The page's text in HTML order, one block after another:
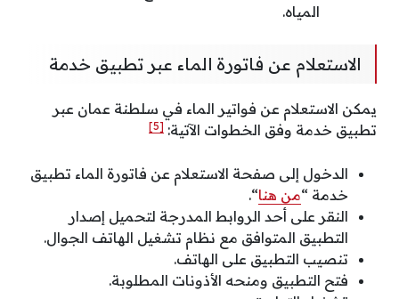
المياه.
الاستعلام عن فاتورة الماء عبر تطبيق خدمة
يمكن الاستعلام عن فواتير الماء في سلطنة عمان عبر
تطبيق خدمة وفق الخطوات الآتية: [5]
الدخول إلى صفحة الاستعلام عن فاتورة الماء تطبيق
خدمة “من هنا“.
النقر على أحد الروابط المدرجة لتحميل إصدار
التطبيق المتوافق مع نظام تشغيل الهاتف الجوال.
تنصيب التطبيق على الهاتف.
فتح التطبيق ومنحه الأذونات المطلوبة.